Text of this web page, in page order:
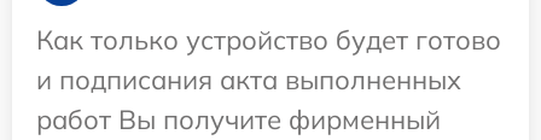
Как только устройство будет готово
и подписания акта выполненных
работ Вы получите фирменный